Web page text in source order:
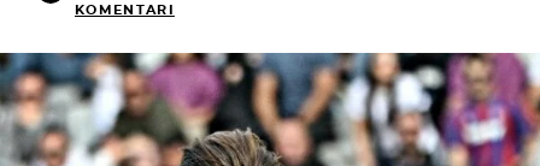
KOMENTARI